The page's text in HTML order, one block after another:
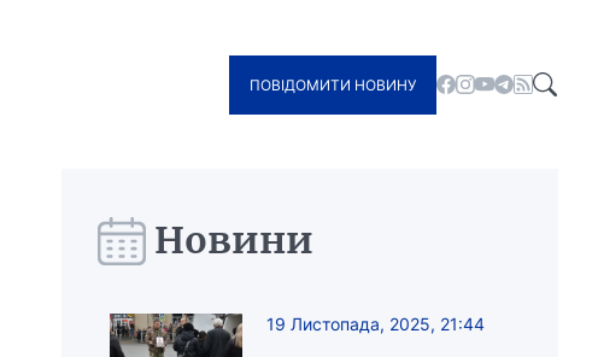
ПОВІДОМИТИ НОВИНУ
Новини
19 Листопада, 2025, 21:44